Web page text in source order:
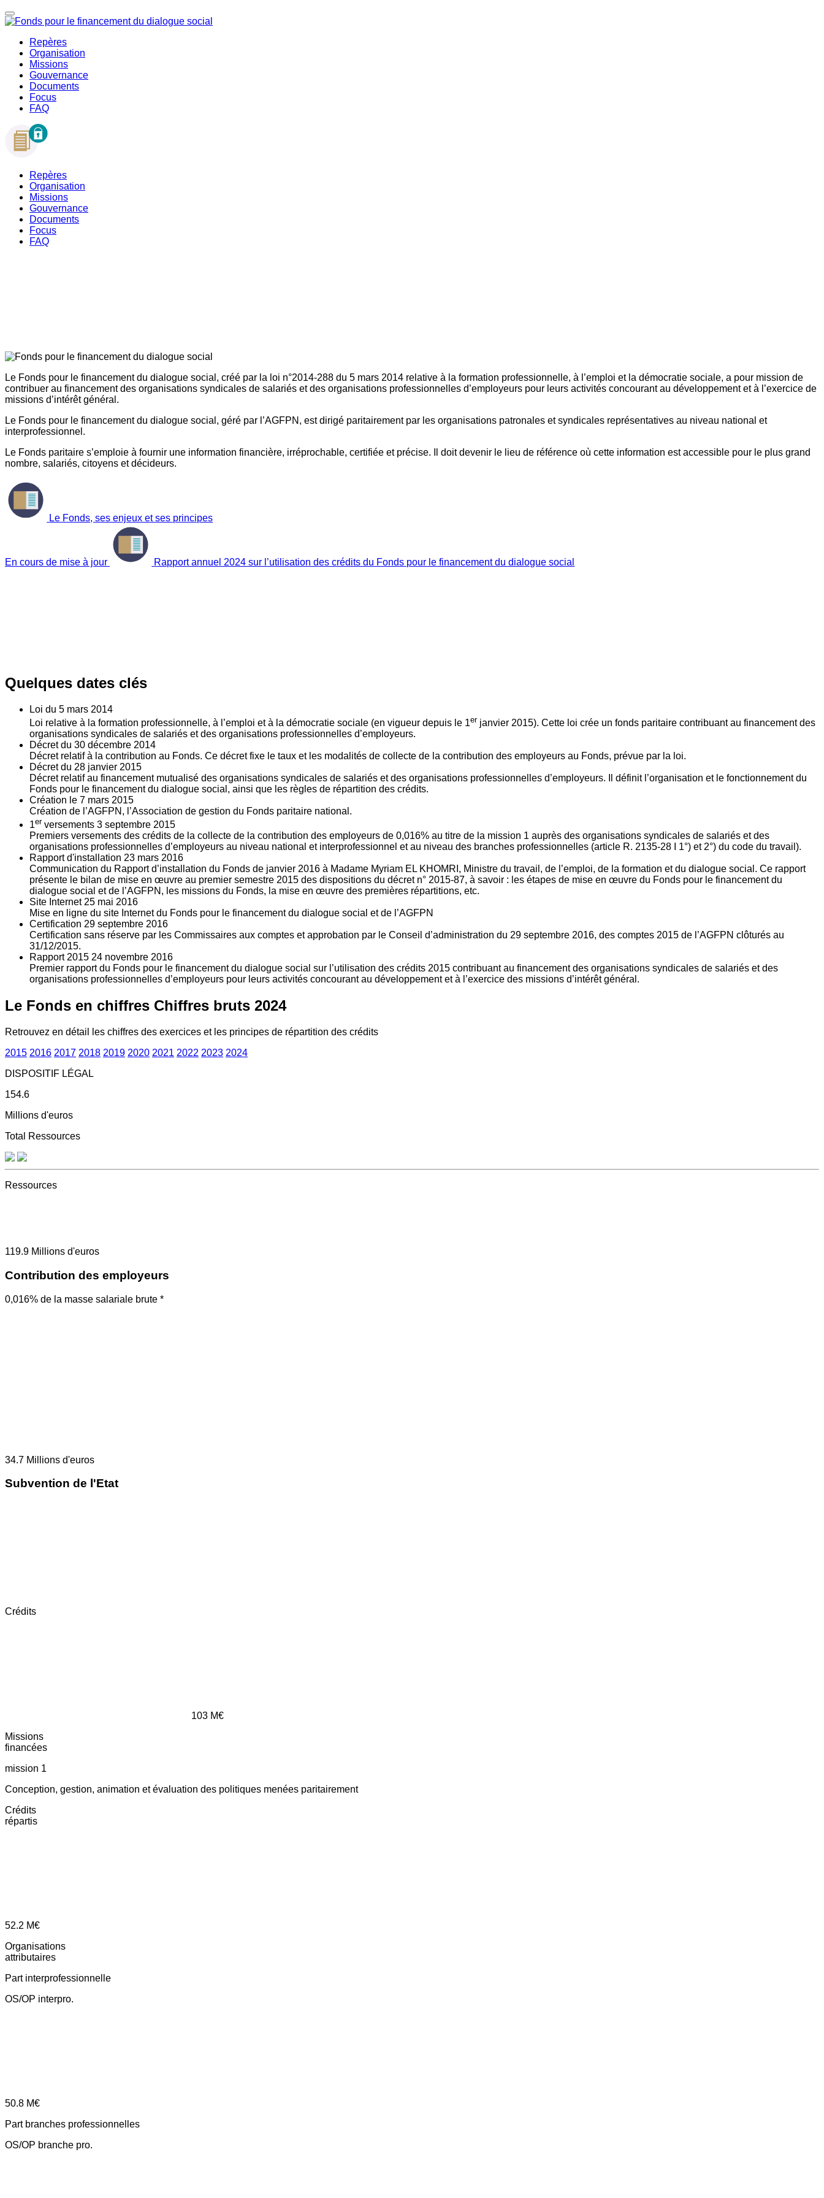
Repères
Organisation
Missions
Gouvernance
Documents
Focus
FAQ
Repères
Organisation
Missions
Gouvernance
Documents
Focus
FAQ
Le Fonds pour le financement du dialogue social, créé par la loi n°2014-288 du 5 mars 2014 relative à la formation professionnelle, à l’emploi et la démocratie sociale, a pour mission de
contribuer au financement des organisations syndicales de salariés et des organisations professionnelles d’employeurs pour leurs activités concourant au développement et à l’exercice de
missions d’intérêt général.
Le Fonds pour le financement du dialogue social, géré par l’AGFPN, est dirigé paritairement par les organisations patronales et syndicales représentatives au niveau national et
interprofessionnel.
Le Fonds paritaire s’emploie à fournir une information financière, irréprochable, certifiée et précise. Il doit devenir le lieu de référence où cette information est accessible pour le plus grand
nombre, salariés, citoyens et décideurs.
Le Fonds, ses enjeux et ses principes
En cours de mise à jour Rapport annuel 2024 sur l’utilisation des crédits du Fonds pour le financement du dialogue social
Quelques dates clés
Loi du 5 mars 2014
Loi relative à la formation professionnelle, à l’emploi et à la démocratie sociale (en vigueur depuis le 1er janvier 2015). Cette loi crée un fonds paritaire contribuant au financement des
organisations syndicales de salariés et des organisations professionnelles d’employeurs.
Décret du 30 décembre 2014
Décret relatif à la contribution au Fonds. Ce décret fixe le taux et les modalités de collecte de la contribution des employeurs au Fonds, prévue par la loi.
Décret du 28 janvier 2015
Décret relatif au financement mutualisé des organisations syndicales de salariés et des organisations professionnelles d’employeurs. Il définit l’organisation et le fonctionnement du
Fonds pour le financement du dialogue social, ainsi que les règles de répartition des crédits.
Création le 7 mars 2015
Création de l’AGFPN, l’Association de gestion du Fonds paritaire national.
1er versements 3 septembre 2015
Premiers versements des crédits de la collecte de la contribution des employeurs de 0,016% au titre de la mission 1 auprès des organisations syndicales de salariés et des
organisations professionnelles d’employeurs au niveau national et interprofessionnel et au niveau des branches professionnelles (article R. 2135‐28 I 1°) et 2°) du code du travail).
Rapport d'installation 23 mars 2016
Communication du Rapport d’installation du Fonds de janvier 2016 à Madame Myriam EL KHOMRI, Ministre du travail, de l’emploi, de la formation et du dialogue social. Ce rapport
présente le bilan de mise en œuvre au premier semestre 2015 des dispositions du décret n° 2015-87, à savoir : les étapes de mise en œuvre du Fonds pour le financement du
dialogue social et de l’AGFPN, les missions du Fonds, la mise en œuvre des premières répartitions, etc.
Site Internet 25 mai 2016
Mise en ligne du site Internet du Fonds pour le financement du dialogue social et de l’AGFPN
Certification 29 septembre 2016
Certification sans réserve par les Commissaires aux comptes et approbation par le Conseil d’administration du 29 septembre 2016, des comptes 2015 de l’AGFPN clôturés au
31/12/2015.
Rapport 2015 24 novembre 2016
Premier rapport du Fonds pour le financement du dialogue social sur l’utilisation des crédits 2015 contribuant au financement des organisations syndicales de salariés et des
organisations professionnelles d’employeurs pour leurs activités concourant au développement et à l’exercice des missions d’intérêt général.
Le Fonds en chiffres Chiffres bruts 2024
Retrouvez en détail les chiffres des exercices et les principes de répartition des crédits
2015 2016 2017 2018 2019 2020 2021 2022 2023 2024
DISPOSITIF LÉGAL
154.6
Millions d'euros
Total Ressources
Ressources
119.9 Millions d'euros
Contribution des employeurs
0,016% de la masse salariale brute *
34.7 Millions d'euros
Subvention de l'Etat
Crédits
103 M€
Missions
financées
mission 1
Conception, gestion, animation et évaluation des politiques menées paritairement
Crédits
répartis
52.2 M€
Organisations
attributaires
Part interprofessionnelle
OS/OP interpro.
50.8 M€
Part branches professionnelles
OS/OP branche pro.